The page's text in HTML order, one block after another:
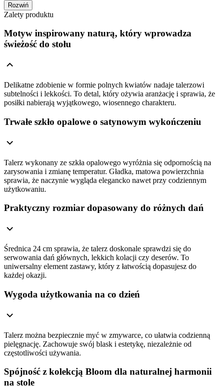
Rozwiń
Zalety produktu
Motyw inspirowany naturą, który wprowadza
świeżość do stołu
Delikatne zdobienie w formie polnych kwiatów nadaje talerzowi
subtelności i lekkości. To detal, który ożywia aranżację i sprawia, że
posiłki nabierają wyjątkowego, wiosennego charakteru.
Trwałe szkło opalowe o satynowym wykończeniu
Talerz wykonany ze szkła opalowego wyróżnia się odpornością na
zarysowania i zmianę temperatur. Gładka, matowa powierzchnia
sprawia, że naczynie wygląda elegancko nawet przy codziennym
użytkowaniu.
Praktyczny rozmiar dopasowany do różnych dań
Średnica 24 cm sprawia, że talerz doskonale sprawdzi się do
serwowania dań głównych, lekkich kolacji czy deserów. To
uniwersalny element zastawy, który z łatwością dopasujesz do
każdej okazji.
Wygoda użytkowania na co dzień
Talerz można bezpiecznie myć w zmywarce, co ułatwia codzienną
pielęgnację. Zachowuje swój blask i estetykę, niezależnie od
częstotliwości używania.
Spójność z kolekcją Bloom dla naturalnej harmonii
na stole